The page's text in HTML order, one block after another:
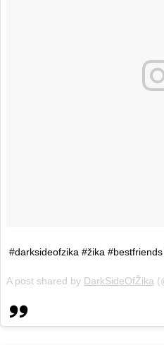
#darksideofzika #žika
A post shared by DarkSideOfŽika